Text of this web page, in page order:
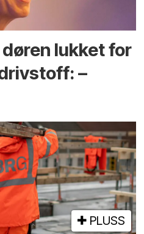
lukket for
–
PLUSS